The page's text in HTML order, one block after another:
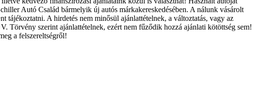
Autó Család bármelyik új autós márkakereskedésében. A nálunk vásárolt
A hirdetés nem minősül ajánlattételnek, a változtatás, vagy az
Törvény szerint ajánlattételnek, ezért nem fűződik hozzá ajánlati kötöttség sem!
a felszereltségről!